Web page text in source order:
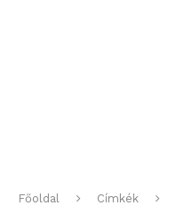
Főoldal Címkék